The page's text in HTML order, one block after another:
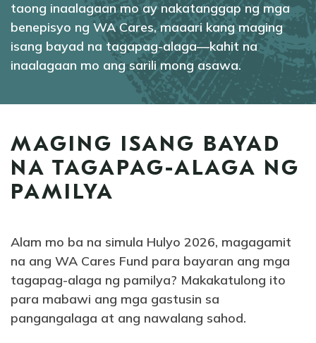
taong inaalagaan mo ay nakatanggap ng mga
benepisyo ng WA Cares, maaari kang maging
isang bayad na tagapag-alaga—kahit na
inaalagaan mo ang sarili mong asawa.
MAGING ISANG BAYAD
NA TAGAPAG-ALAGA NG
PAMILYA
Alam mo ba na simula Hulyo 2026, magagamit
na ang WA Cares Fund para bayaran ang mga
tagapag-alaga ng pamilya? Makakatulong ito
para mabawi ang mga gastusin sa
pangangalaga at ang nawalang sahod.